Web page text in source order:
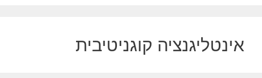
אינטליגנציה קוגניטיבית